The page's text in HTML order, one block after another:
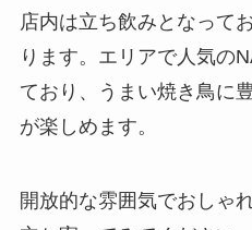
店内は立ち飲みとなって
ります。エリアで人気の
ており、うまい焼き鳥に
が楽しめます。
開放的な雰囲気でおしゃ